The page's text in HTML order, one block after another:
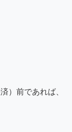
）前であれば、